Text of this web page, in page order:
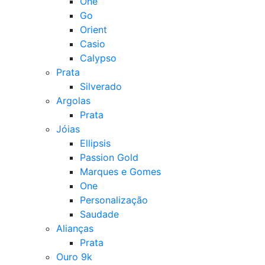
Go
Orient
Casio
Calypso
Prata
Silverado
Argolas
Prata
Jóias
Ellipsis
Passion Gold
Marques e Gomes
One
Personalização
Saudade
Alianças
Prata
Ouro 9k